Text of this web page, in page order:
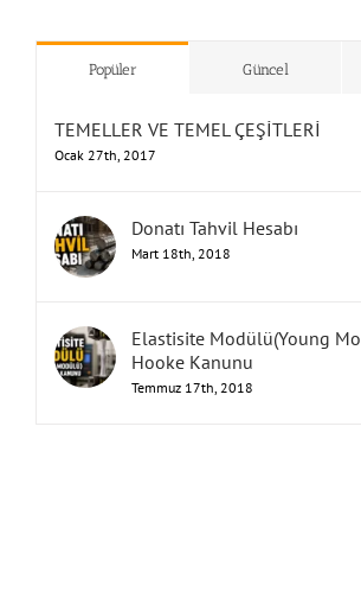
& ”Humbarahane”
Popüler Güncel
TEMELLER VE TEMEL ÇEŞİTLERİ
Ocak 27th, 2017
Donatı Tahvil Hesabı
Mart 18th, 2018
Elastisite Modülü(Young
Hooke Kanunu
Temmuz 17th, 2018